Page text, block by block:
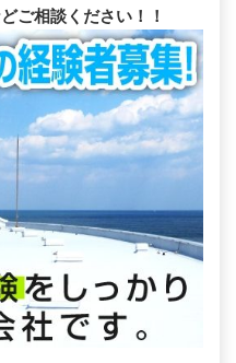
ご相談ください！！